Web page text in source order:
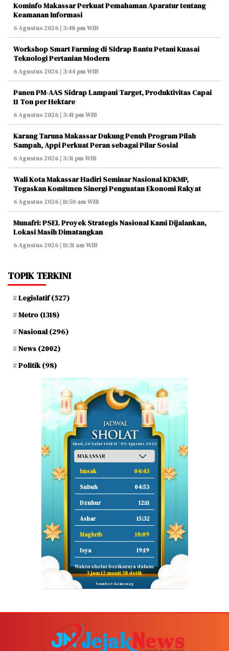
Kominfo Makassar Perkuat Pemahaman Aparatur tentang
Keamanan Informasi
6 Agustus 2026 | 3:48 pm WIB
Workshop Smart Farming di Sidrap Bantu Petani Kuasai
Teknologi Pertanian Modern
6 Agustus 2026 | 3:44 pm WIB
Panen PM-AAS Sidrap Lampaui Target, Produktivitas Capai
11 Ton per Hektare
6 Agustus 2026 | 3:41 pm WIB
Karang Taruna Makassar Dukung Penuh Program Pilah
Sampah, Appi Perkuat Peran sebagai Pilar Sosial
6 Agustus 2026 | 3:31 pm WIB
Wali Kota Makassar Hadiri Seminar Nasional KDKMP,
Tegaskan Komitmen Sinergi Penguatan Ekonomi Rakyat
6 Agustus 2026 | 11:50 am WIB
Munafri: PSEL Proyek Strategis Nasional Kami Dijalankan,
Lokasi Masih Dimatangkan
6 Agustus 2026 | 11:31 am WIB
TOPIK TERKINI
Legislatif(527)
Metro (1318)
Nasional(296)
News (2002)
Politik(98)
Ahad, 24 Safar 1448 H / 09 Agustus 2026
Imsak 04:43
Subuh 04:53
Dzuhur 12:11
Ashar 15:32
Maghrib 18:09
Isya 19:19
Waktu sholat berikutnya dalam:
3 jam 12 menit 37 detik
Sumber: Kemenag